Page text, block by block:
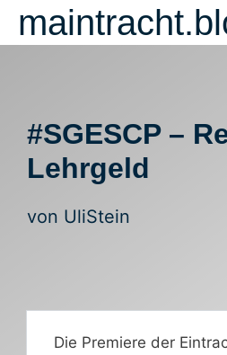
Inhalt
#SGESCP –
Lehrgeld
von UliStein
Die Premiere der